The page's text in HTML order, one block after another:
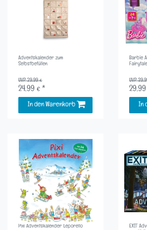
Adventskalender zum
Selbstbefüllen
UVP 29,99 €
24,99 € *
In den Warenkorb
Barbie
Fairytale
UVP
29,99
In
Pixi Adventskalender Leporello
EXIT